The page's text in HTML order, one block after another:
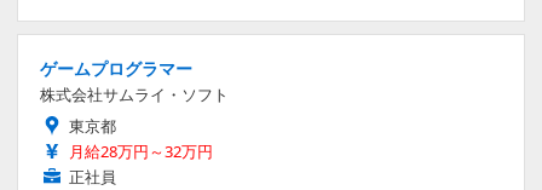
ゲームプログラマー
株式会社サムライ・ソフト
東京都
月給28万円～32万円
正社員